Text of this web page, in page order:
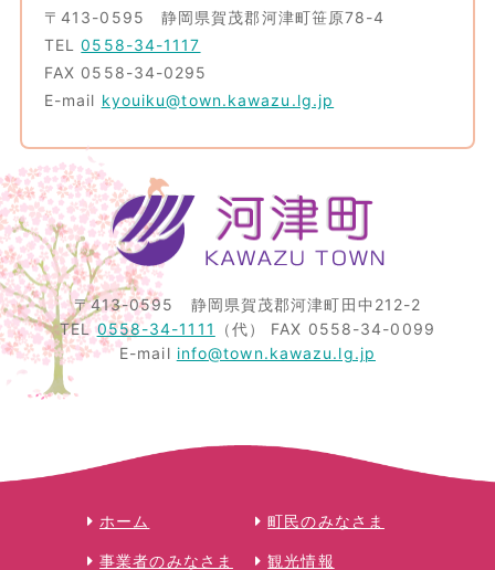
〒413-0595 静岡県賀茂郡河津町笹原78-4
TEL0558-34-1117
FAX 0558-34-0295
E-mail kyouiku@town.kawazu.lg.jp
〒413-0595 静岡県賀茂郡河津町田中212-2
TEL0558-34-1111 （代） FAX 0558-34-0099
E-mail info@town.kawazu.lg.jp
ホーム 町民のみなさま
事業者のみなさま 観光情報